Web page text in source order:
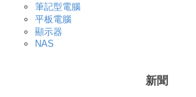
筆記型電腦
平板電腦
顯示器
NAS
新聞